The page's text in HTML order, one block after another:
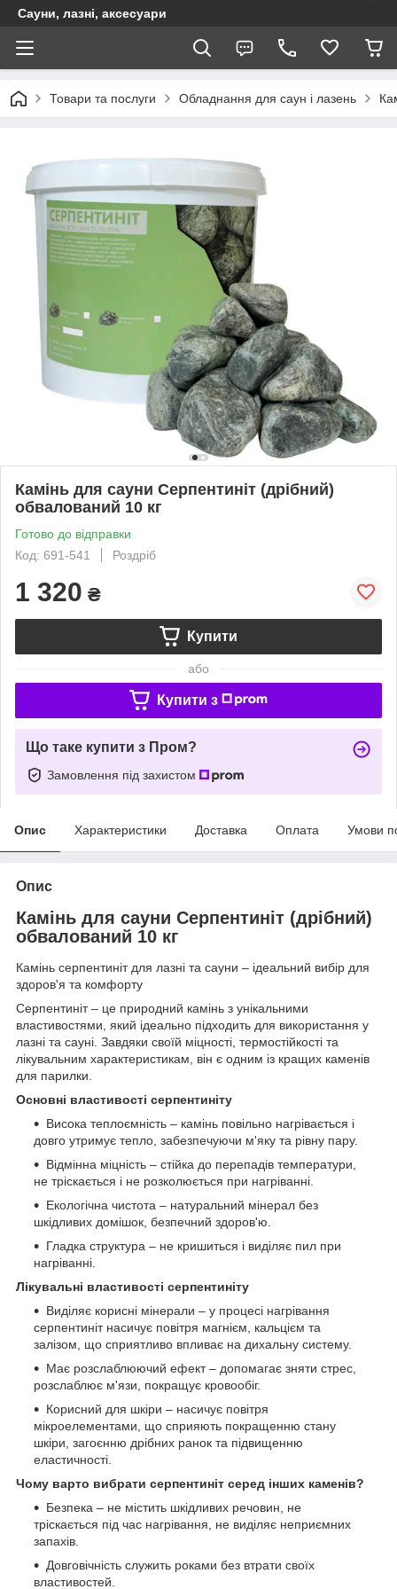
Сауни, лазні, аксесуари
Товари та послуги Обладнання для саун і лазень
Камінь для сауни Серпентиніт (дрібний)
обвалований 10 кг
Готово до відправки
Код: 691-541
Роздріб
1 320 ₴
Купити
або
Купити з
Що таке купити з Пром?
Замовлення під захистом
Опис Характеристики Доставка Оплата Умови
Опис
Камінь для сауни Серпентиніт (дрібний)
обвалований 10 кг
Камінь серпентиніт для лазні та сауни – ідеальний вибір для
здоров'я та комфорту
Серпентиніт – це природний камінь з унікальними
властивостями, який ідеально підходить для використання у
лазні та сауні. Завдяки своїй міцності, термостійкості та
лікувальним характеристикам, він є одним із кращих каменів
для парилки.
Основні властивості серпентиніту
Висока теплоємність – камінь повільно нагрівається і
довго утримує тепло, забезпечуючи м'яку та рівну пару.
Відмінна міцність – стійка до перепадів температури,
не тріскається і не розколюється при нагріванні.
Екологічна чистота – натуральний мінерал без
шкідливих домішок, безпечний здоров'ю.
Гладка структура – не кришиться і виділяє пил при
нагріванні.
Лікувальні властивості серпентиніту
Виділяє корисні мінерали – у процесі нагрівання
серпентиніт насичує повітря магнієм, кальцієм та
залізом, що сприятливо впливає на дихальну систему.
Має розслаблюючий ефект – допомагає зняти стрес,
розслаблює м'язи, покращує кровообіг.
Корисний для шкіри – насичує повітря
мікроелементами, що сприяють покращенню стану
шкіри, загоєнню дрібних ранок та підвищенню
еластичності.
Чому варто вибрати серпентиніт серед інших каменів?
Безпека – не містить шкідливих речовин, не
тріскається під час нагрівання, не виділяє неприємних
запахів.
Довговічність служить роками без втрати своїх
властивостей.